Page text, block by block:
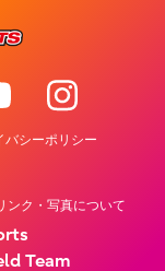
バシーポリシー
ンク・写真について
Team